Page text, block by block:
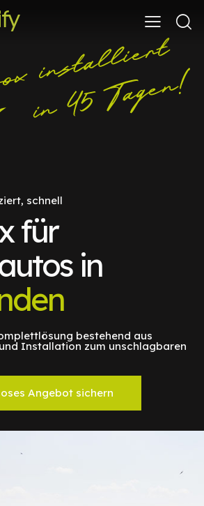
schnell
für
in
bestehend aus
Installation zum unschlagbaren
Angebot sichern